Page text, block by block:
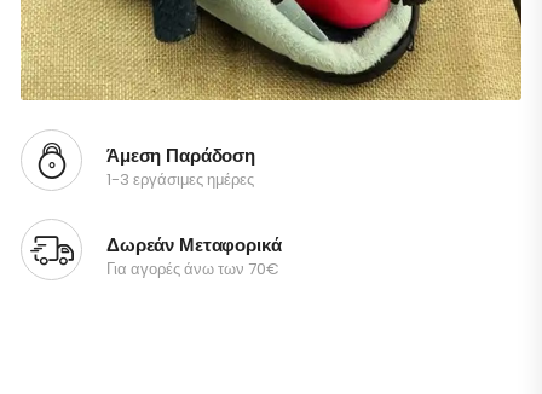
Άμεση Παράδοση
1-3 εργάσιμες ημέρες
Δωρεάν Μεταφορικά
Για αγορές άνω των 70€